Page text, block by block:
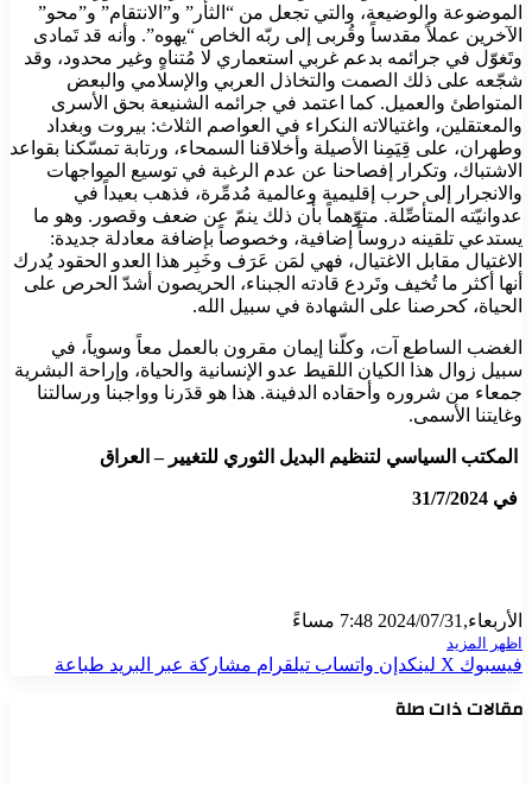
الموضوعة والوضيعة، والتي تجعل من “الثأر” و”الانتقام” و”محو”
الآخرين عملاً مقدساً وقُربى إلى ربّه الخاص “يهوه”. وأنه قد تَمادى
وتَغوّل في جرائمه بدعم غربي استعماري لا مُتناهٍ وغير محدود، وقد
شجّعه على ذلك الصمت والتخاذل العربي والإسلامي والبعض
المتواطئ والعميل. كما اعتمد في جرائمه الشنيعة بحق الأسرى
والمعتقلين، واغتيالاته النكراء في العواصم الثلاث: بيروت وبغداد
وطهران، على قِيَمِنا الأصيلة وأخلاقنا السمحاء، ورتابة تمسّكنا بقواعد
الاشتباك، وتكرار إفصاحنا عن عدم الرغبة في توسيع المواجهات
والانجرار إلى حرب إقليمية وعالمية مُدمِّرة، فذهب بعيداً في
عدوانيّته المتأصِّلة. متوّهماً بأن ذلك ينمّ عن ضعف وقصور. وهو ما
يستدعي تلقينه دروساً إضافية، وخصوصاً بإضافة معادلة جديدة:
الاغتيال مقابل الاغتيال، فهي لمَن عَرَف وخَبِر هذا العدو الحقود يُدرك
أنها أكثر ما تُخيف وتَردع قادته الجبناء، الحريصون أشدّ الحرص على
الحياة، كحرصنا على الشهادة في سبيل الله.
الغضب الساطع آت، وكلّنا إيمان مقرون بالعمل معاً وسوياً، في
سبيل زوال هذا الكيان اللقيط عدو الإنسانية والحياة، وإراحة البشرية
جمعاء من شروره وأحقاده الدفينة. هذا هو قدَرنا وواجبنا ورسالتنا
وغايتنا الأسمى.
المكتب السياسي لتنظيم البديل الثوري للتغيير – العراق
في 31/7/2024
الأربعاء,2024/07/31 7:48 مساءً
اظهر المزيد
فيسبوك X لينكدإن واتساب تيلقرام مشاركة عبر البريد طباعة
مقالات ذات صلة